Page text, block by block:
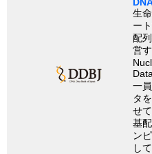
生
ー
配
営
一
タ
せ
基
ン
し